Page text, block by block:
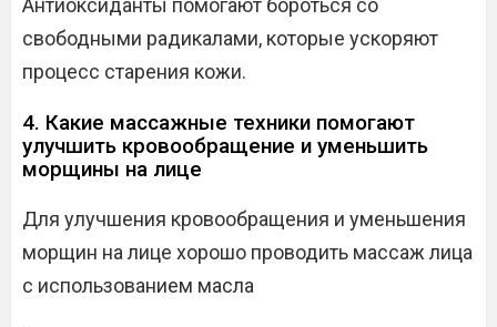
Антиоксиданты помогают бороться со
свободными радикалами, которые ускоряют
процесс старения кожи.
4. Какие массажные техники помогают
улучшить кровообращение и уменьшить
морщины на лице
Для улучшения кровообращения и уменьшения
морщин на лице хорошо проводить массаж лица
с использованием масла